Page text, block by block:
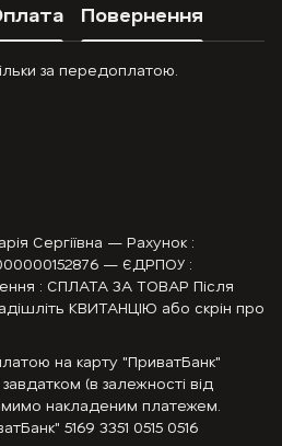
Повернення
за передоплатою.
Сергіївна — Рахунок :
— ЄДРПОУ :
: СПЛАТА ЗА ТОВАР Після
КВИТАНЦІЮ або скрін про
на карту "ПриватБанк"
(в залежності від
накладеним платежем.
5169 3351 0515 0516